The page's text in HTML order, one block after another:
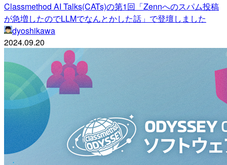
Classmethod AI Talks(CATs)の第1回「Zennへのスパム投稿
が急増したのでLLMでなんとかした話」で登壇しました
dyoshikawa
2024.09.20